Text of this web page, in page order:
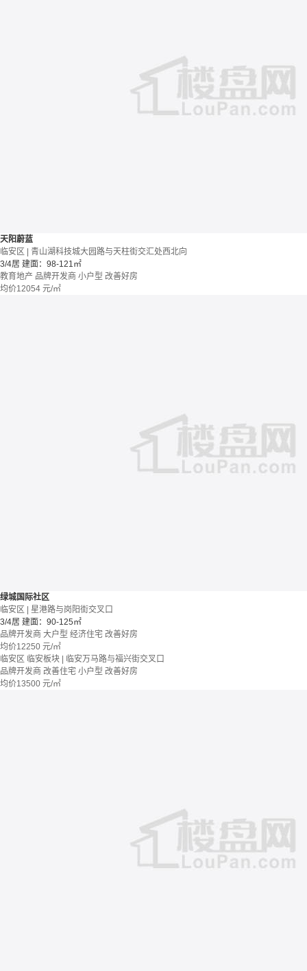
天阳蔚蓝
临安区 | 青山湖科技城大园路与天柱街交汇处西北向
3/4居 建面：98-121㎡
教育地产 品牌开发商 小户型 改善好房
均价12054 元/㎡
绿城国际社区
临安区 | 星港路与岗阳街交叉口
3/4居 建面：90-125㎡
品牌开发商 大户型 经济住宅 改善好房
均价12250 元/㎡
临安区 临安板块 | 临安万马路与福兴街交叉口
品牌开发商 改善住宅 小户型 改善好房
均价13500 元/㎡